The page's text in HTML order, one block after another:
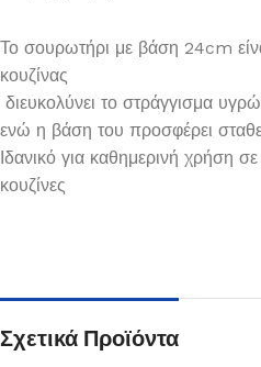
Το σουρωτήρι με βάση 24cm
κουζίνας
διευκολύνει το στράγγισμα
ενώ η βάση του προσφέρει
Ιδανικό για καθημερινή χρήση σε
κουζίνες
Σχετικά Προϊόντα